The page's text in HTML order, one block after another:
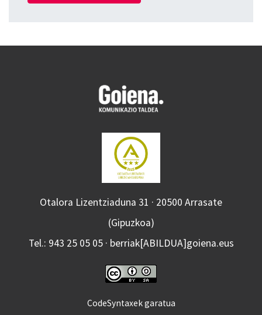
Otalora Lizentziaduna 31 · 20500 Arrasate
(Gipuzkoa)
Tel.: 943 25 05 05 · berriak[ABILDUA]goiena.eus
CodeSyntaxek garatua